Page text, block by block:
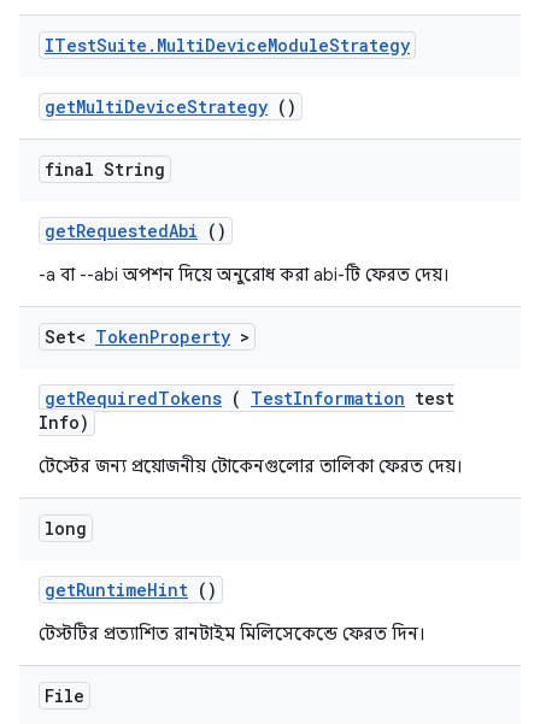
ITestSuite . MultiDeviceModuleStrategy
getMultiDeviceStrategy ()
final String
getRequestedAbi ()
-a বা --abi অপশন দিয়ে অনুরোধ করা abi-টি ফেরত দেয়।
Set< TokenProperty >
getRequiredTokens ( TestInformation test
Info)
টেস্টের জন্য প্রয়োজনীয় টোকেনগুলোর তালিকা ফেরত দেয়।
long
getRuntimeHint ()
টেস্টটির প্রত্যাশিত রানটাইম মিলিসেকেন্ডে ফেরত দিন।
File